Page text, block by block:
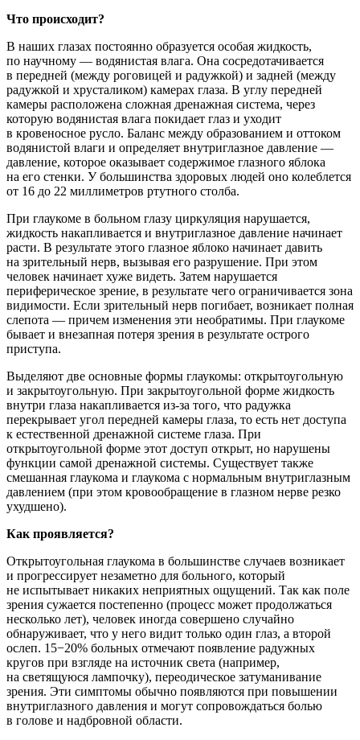
Что происходит?
В наших глазах постоянно образуется особая жидкость,
по научному — водянистая влага. Она сосредотачивается
в передней (между роговицей и радужкой) и задней (между
радужкой и хрусталиком) камерах глаза. В углу передней
камеры расположена сложная дренажная система, через
которую водянистая влага покидает глаз и уходит
в кровеносное русло. Баланс между образованием и оттоком
водянистой влаги и определяет внутриглазное давление —
давление, которое оказывает содержимое глазного яблока
на его стенки. У большинства здоровых людей оно колеблется
от 16 до 22 миллиметров ртутного столба.
При глаукоме в больном глазу циркуляция нарушается,
жидкость накапливается и внутриглазное давление начинает
расти. В результате этого глазное яблоко начинает давить
на зрительный нерв, вызывая его разрушение. При этом
человек начинает хуже видеть. Затем нарушается
периферическое зрение, в результате чего ограничивается зона
видимости. Если зрительный нерв погибает, возникает полная
слепота — причем изменения эти необратимы. При глаукоме
бывает и внезапная потеря зрения в результате острого
приступа.
Выделяют две основные формы глаукомы: открытоугольную
и закрытоугольную. При закрытоугольной форме жидкость
внутри глаза накапливается из-за того, что радужка
перекрывает угол передней камеры глаза, то есть нет доступа
к естественной дренажной системе глаза. При
открытоугольной форме этот доступ открыт, но нарушены
функции самой дренажной системы. Существует также
смешанная глаукома и глаукома с нормальным внутриглазным
давлением (при этом кровообращение в глазном нерве резко
ухудшено).
Как проявляется?
Открытоугольная глаукома в большинстве случаев возникает
и прогрессирует незаметно для больного, который
не испытывает никаких неприятных ощущений. Так как поле
зрения сужается постепенно (процесс может продолжаться
несколько лет), человек иногда совершено случайно
обнаруживает, что у него видит только один глаз, а второй
ослеп. 15−20% больных отмечают появление радужных
кругов при взгляде на источник света (например,
на светящуюся лампочку), переодическое затуманивание
зрения. Эти симптомы обычно появляются при повышении
внутриглазного давления и могут сопровождаться болью
в голове и надбровной области.